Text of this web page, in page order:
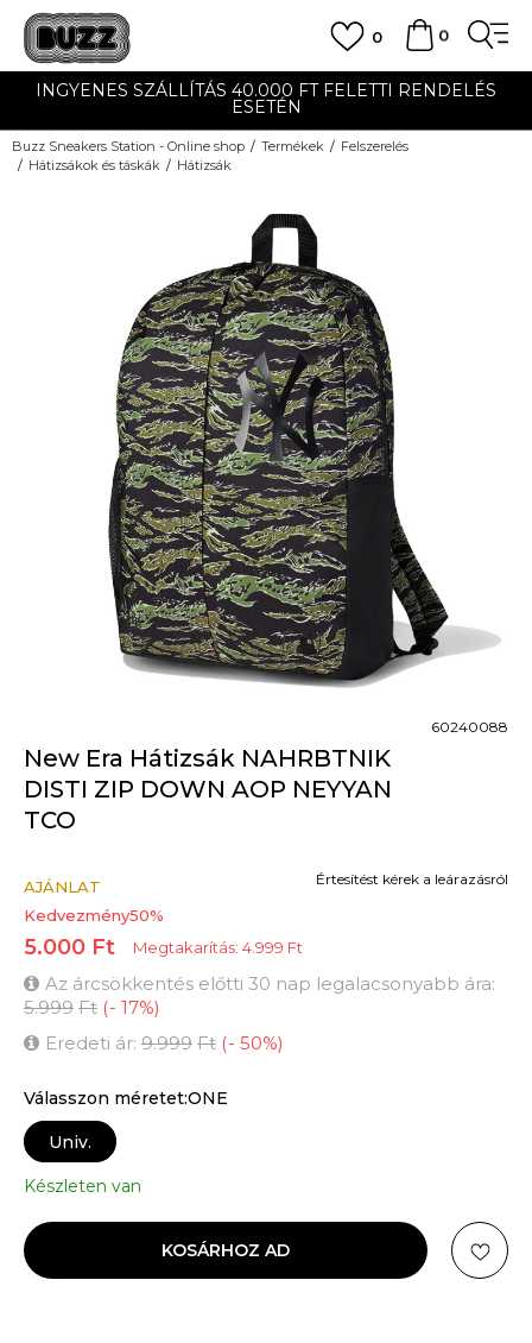
0
0
INGYENES SZÁLLÍTÁS 40.000 FT FELETTI RENDELÉS
ESETÉN
Buzz Sneakers Station - Online shop Termékek
Felszerelés
Hátizsákok és táskák
Hátizsák
New Era Hátizsák NAHRBTNIK
DISTI ZIP DOWN AOP NEYYAN
TCO
60240088
AJÁNLAT
Kedvezmény50%
5.000 Ft Megtakarítás: 4.999 Ft
Az árcsökkentés előtti 30 nap legalacsonyabb ára:
5.999 Ft (- 17%)
Eredeti ár: 9.999 Ft (- 50%)
Értesítést kérek a leárazásról
Válasszon méretet:ONE
Univ.
Készleten van
KOSÁRHOZ AD